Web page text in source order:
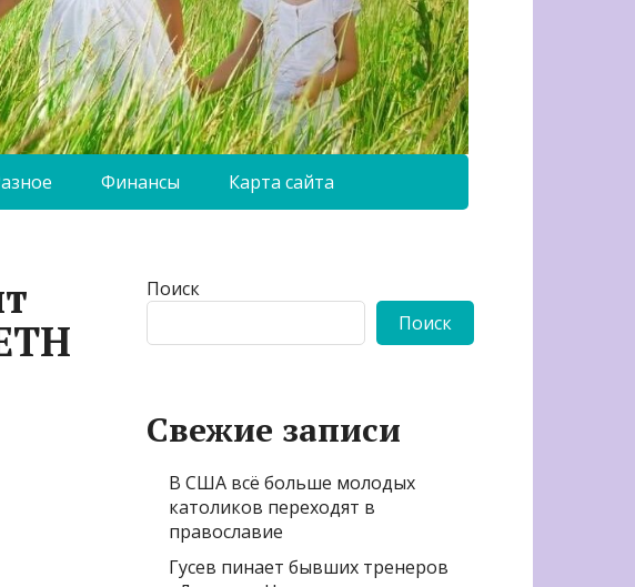
Финансы Карта сайта
Поиск
Поиск
Свежие записи
В США всё больше молодых
католиков переходят в
православие
Гусев пинает бывших тренеров